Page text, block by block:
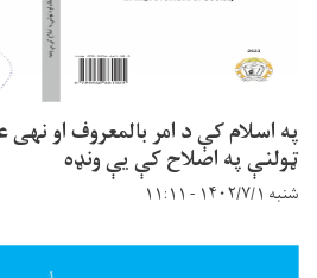
په اسلام کې د امر بالمعروف او نهی
ټولنې په اصلاح کې یې ونډه
شنبه ۱۴۰۲/۷/۱ - ۱۱:۱۱